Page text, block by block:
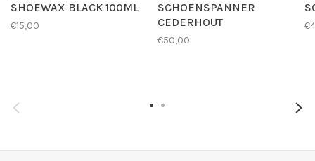
SHOEWAX BLACK 100ML
€15,00
SCHOENSPANNER
CEDERHOUT
€50,00